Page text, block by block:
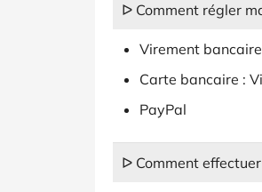
ᐅ Comment régler
Virement bancaire
Carte bancaire :
PayPal
ᐅ Comment